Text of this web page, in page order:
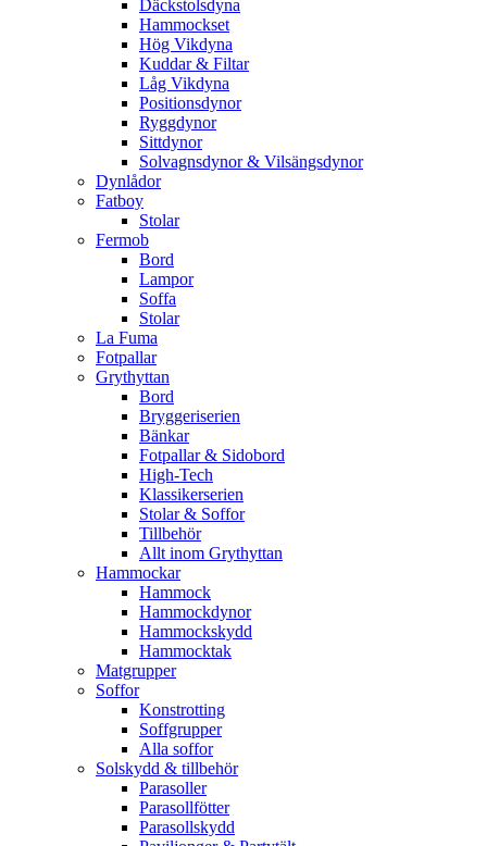
Däckstolsdyna
Hammockset
Hög Vikdyna
Kuddar & Filtar
Låg Vikdyna
Positionsdynor
Ryggdynor
Sittdynor
Solvagnsdynor & Vilsängsdynor
Dynlådor
Fatboy
Stolar
Fermob
Bord
Lampor
Soffa
Stolar
La Fuma
Fotpallar
Grythyttan
Bord
Bryggeriserien
Bänkar
Fotpallar & Sidobord
High-Tech
Klassikerserien
Stolar & Soffor
Tillbehör
Allt inom Grythyttan
Hammockar
Hammock
Hammockdynor
Hammockskydd
Hammocktak
Matgrupper
Soffor
Konstrotting
Soffgrupper
Alla soffor
Solskydd & tillbehör
Parasoller
Parasollfötter
Parasollskydd